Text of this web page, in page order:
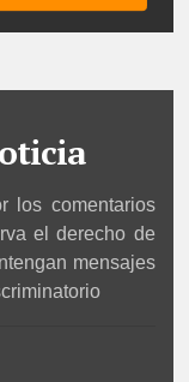
los comentarios
el derecho de
mensajes